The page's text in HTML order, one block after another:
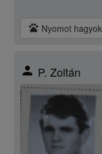
pets Nyomot hagyok
person P. Zoltán